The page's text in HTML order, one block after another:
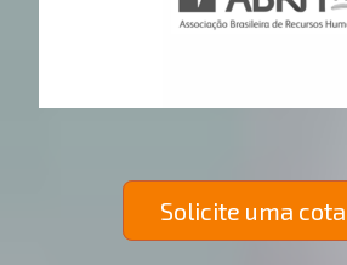
Solicite uma